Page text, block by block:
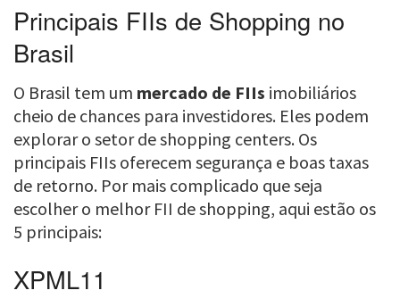
Principais FIIs de Shopping no
Brasil
O Brasil tem um mercado de FIIs imobiliários
cheio de chances para investidores. Eles podem
explorar o setor de shopping centers. Os
principais FIIs oferecem segurança e boas taxas
de retorno. Por mais complicado que seja
escolher o melhor FII de shopping, aqui estão os
5 principais:
XPML11